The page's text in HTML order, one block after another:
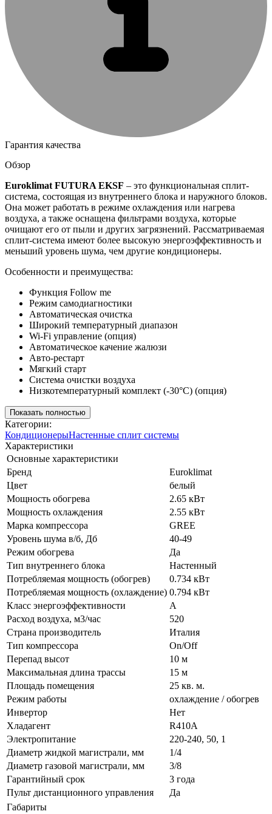
Гарантия качества
Обзор
Euroklimat FUTURA EKSF – это функциональная сплит-
система, состоящая из внутреннего блока и наружного блоков.
Она может работать в режиме охлаждения или нагрева
воздуха, а также оснащена фильтрами воздуха, которые
очищают его от пыли и других загрязнений. Рассматриваемая
сплит-система имеют более высокую энергоэффективность и
меньший уровень шума, чем другие кондиционеры.
Особенности и преимущества:
Функция Follow me
Режим самодиагностики
Автоматическая очистка
Широкий температурный диапазон
Wi-Fi управление (опция)
Автоматическое качение жалюзи
Авто-рестарт
Мягкий старт
Система очистки воздуха
Низкотемпературный комплект (-30°C) (опция)
Показать полностью
Категории:
КондиционерыНастенные сплит системы
Характеристики
Основные характеристики
Бренд
Euroklimat
Цвет
белый
Мощность обогрева
2.65 кВт
Мощность охлаждения
2.55 кВт
Марка компрессора
GREE
Уровень шума в/б, Дб
40-49
Режим обогрева
Да
Тип внутреннего блока
Настенный
Потребляемая мощность (обогрев)
0.734 кВт
Потребляемая мощность (охлаждение) 0.794 кВт
Класс энергоэффективности
A
Расход воздуха, м3/час
520
Страна производитель
Италия
Тип компрессора
On/Off
Перепад высот
10 м
Максимальная длина трассы
15 м
Площадь помещения
25 кв. м.
Режим работы
охлаждение / обогрев
Инвертор
Нет
Хладагент
R410A
Электропитание
220-240, 50, 1
Диаметр жидкой магистрали, мм
1/4
Диаметр газовой магистрали, мм
3/8
Гарантийный срок
3 года
Пульт дистанционного управления
Да
Габариты